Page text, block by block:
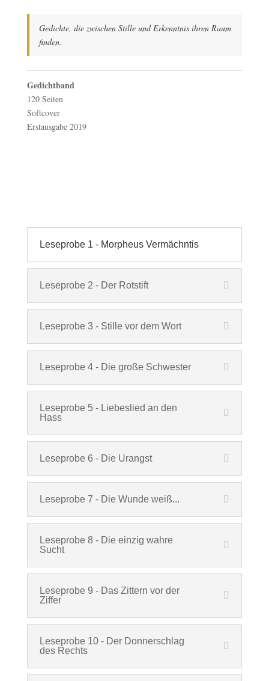
Gedichte, die zwischen Stille und Erkenntnis ihren Raum
finden.
Gedichtband
120 Seiten
Softcover
Erstausgabe 2019
Leseprobe 1 - Morpheus Vermächntis
Leseprobe 2 - Der Rotstift
Leseprobe 3 - Stille vor dem Wort
Leseprobe 4 - Die große Schwester
Leseprobe 5 - Liebeslied an den
Hass
Leseprobe 6 - Die Urangst
Leseprobe 7 - Die Wunde weiß...
Leseprobe 8 - Die einzig wahre
Sucht
Leseprobe 9 - Das Zittern vor der
Ziffer
Leseprobe 10 - Der Donnerschlag
des Rechts